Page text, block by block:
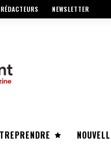
NEWSLETTER